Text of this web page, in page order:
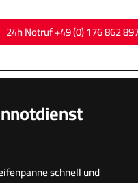
24h Notruf +49 (0) 176 862
schnell und